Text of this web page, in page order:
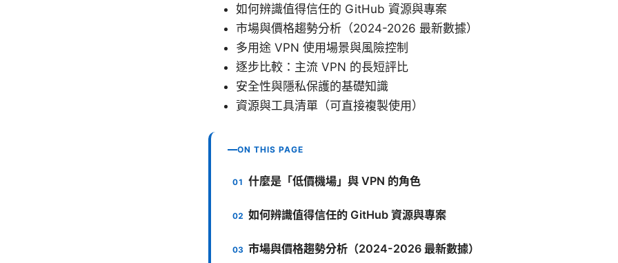
如何辨識值得信任的 GitHub 資源與專案
市場與價格趨勢分析（2024-2026 最新數據）
多用途 VPN 使用場景與風險控制
逐步比較：主流 VPN 的長短評比
安全性與隱私保護的基礎知識
資源與工具清單（可直接複製使用）
ON THIS PAGE
什麼是「低價機場」與 VPN 的角色
如何辨識值得信任的 GitHub 資源與專案
市場與價格趨勢分析（2024-2026 最新數據）